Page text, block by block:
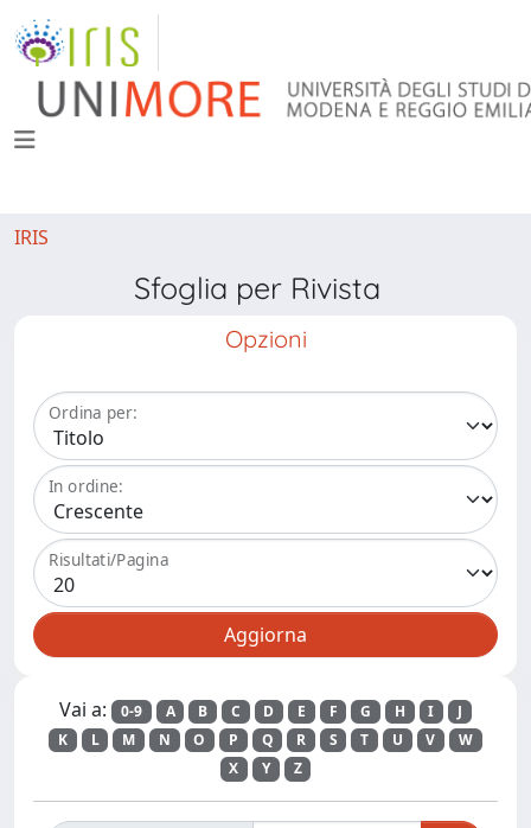
IRIS
Sfoglia per Rivista
Opzioni
Ordina per:
In ordine:
Risultati/Pagina
Vai a: 0-9 A B C D E F G H I
J
K
L M N O P Q R S T U V
W
X
Y Z